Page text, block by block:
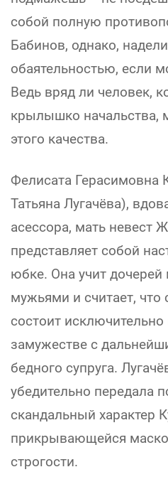
собой полную
Бабинов, однако,
обаятельностью, если
Ведь вряд ли человек,
крылышко начальства,
этого качества.
Фелисата Герасимовна
Татьяна Лугачёва),
асессора, мать невест
представляет собой
юбке. Она учит дочерей
мужьями и считает,
состоит
замужестве с
бедного супруга.
убедительно передала
скандальный характер
прикрывающейся
строгости.